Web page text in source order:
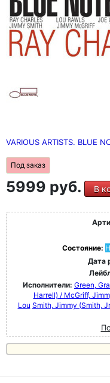
VARIOUS ARTISTS. BLUE
Под заказ
5999 руб. В
Состояние:
Дата
Исполнители: Green,
Harrell) / McGriff,
Lou Smith, Jimmy (Smith,